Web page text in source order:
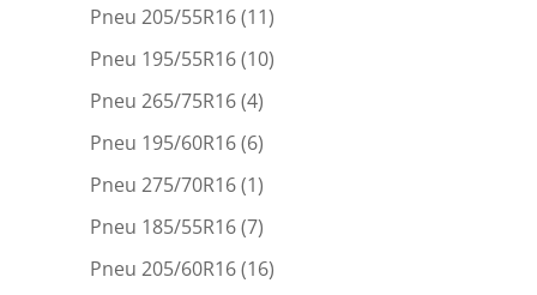
Pneu 205/55R16(11)
Pneu 195/55R16(10)
Pneu 265/75R16(4)
Pneu 195/60R16(6)
Pneu 275/70R16(1)
Pneu 185/55R16(7)
Pneu 205/60R16(16)